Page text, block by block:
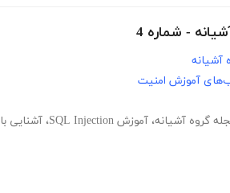
- شماره 4
آشیانه
آموزش امنیت
گروه آشیانه، آموزش SQL Injection ، آشنایی با Htaccess